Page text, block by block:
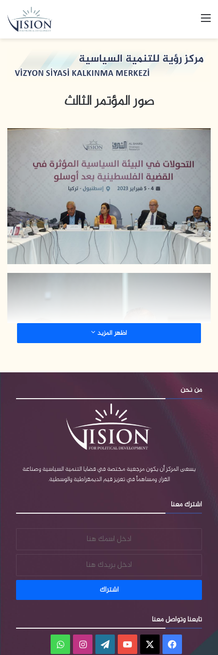
القائمة
صور المؤتمر الثالث
اظهر المزيد
من نحن
يسعى المركز أن يكون مرجعية مختصة في قضايا التنمية السياسية وصناعة
القرار، ومساهماً في تعزيز قيم الديمقراطية والوسطية.
اشترك معنا
تابعنا وتواصل معنا
فيسبوك ‫YouTube
‫WordPress
انستقرامواتساب